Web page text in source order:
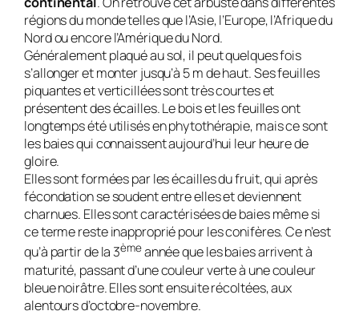
régions du monde telles que l’Asie, l’Europe, l’Afrique du
Nord ou encore l’Amérique du Nord.
Généralement plaqué au sol, il peut quelques fois
s’allonger et monter jusqu’à 5 m de haut. Ses feuilles
piquantes et verticillées sont très courtes et
présentent des écailles. Le bois et les feuilles ont
longtemps été utilisés en phytothérapie, mais ce sont
les baies qui connaissent aujourd’hui leur heure de
gloire.
Elles sont formées par les écailles du fruit, qui après
fécondation se soudent entre elles et deviennent
charnues. Elles sont caractérisées de baies même si
ce terme reste inapproprié pour les conifères. Ce n’est
qu’à partir de la 3èmeannée que les baies arrivent à
maturité, passant d’une couleur verte à une couleur
bleue noirâtre. Elles sont ensuite récoltées, aux
alentours d’octobre-novembre.